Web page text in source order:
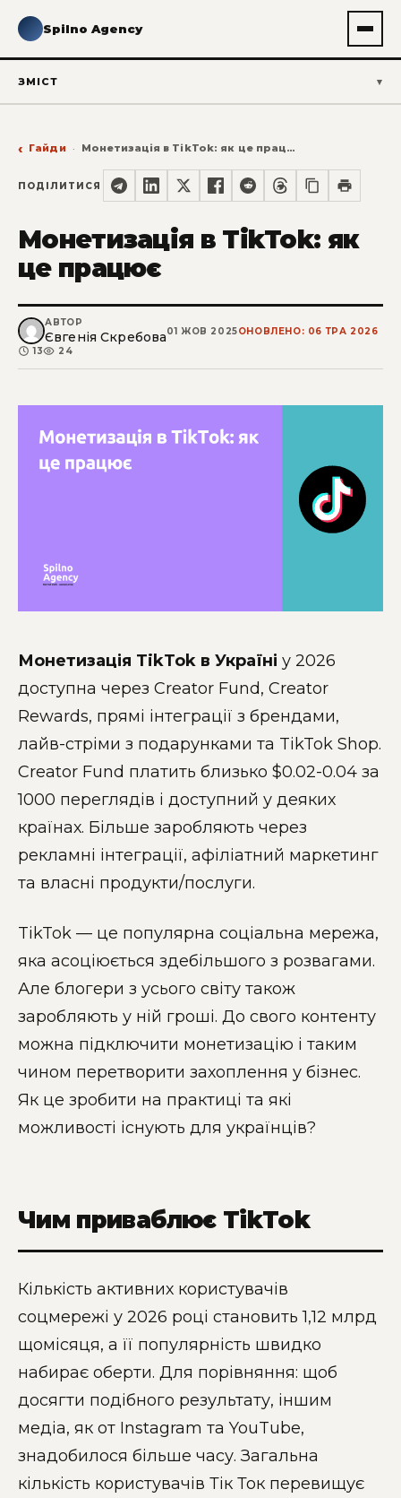
Spilno Agency
ЗМІСТ
Гайди Монетизація в TikTok: як це працює
ПОДІЛИТИСЯ
Монетизація в TikTok: як
це працює
АВТОР
Євгенія Скребова01 ЖОВ 2025ОНОВЛЕНО: 06 ТРА 2026
13
24
Монетизація TikTok в Україні у 2026
доступна через Creator Fund, Creator
Rewards, прямі інтеграції з брендами,
лайв-стріми з подарунками та TikTok Shop.
Creator Fund платить близько $0.02-0.04 за
1000 переглядів і доступний у деяких
країнах. Більше заробляють через
рекламні інтеграції, афіліатний маркетинг
та власні продукти/послуги.
TikTok — це популярна соціальна мережа,
яка асоціюється здебільшого з розвагами.
Але блогери з усього світу також
заробляють у ній гроші. До свого контенту
можна підключити монетизацію і таким
чином перетворити захоплення у бізнес.
Як це зробити на практиці та які
можливості існують для українців?
Чим приваблює TikTok
Кількість активних користувачів
соцмережі у 2026 році становить 1,12 млрд
щомісяця, а її популярність швидко
набирає оберти. Для порівняння: щоб
досягти подібного результату, іншим
медіа, як от Instagram та YouTube,
знадобилося більше часу. Загальна
кількість користувачів Тік Ток перевищує